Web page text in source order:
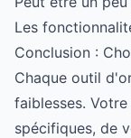
Les
Conclusion :
Chaque outil
faiblesses.
spécifiques, de